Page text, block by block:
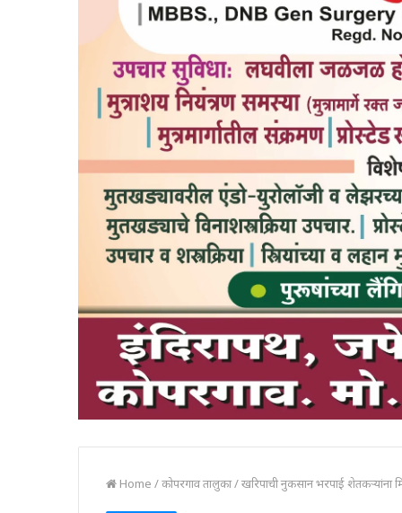
Home /कोपरगाव तालुका/खरिपाची नुकसान भरपाई शेतकऱ्यांना